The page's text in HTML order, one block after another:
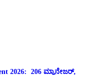
2026: 206 ಮ್ಯಾನೇಜರ್,